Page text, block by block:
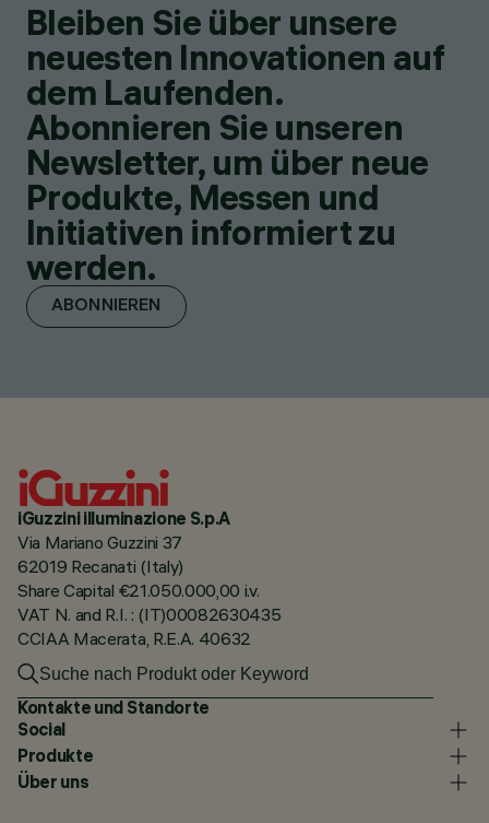
Bleiben Sie über unsere
neuesten Innovationen auf
dem Laufenden.
Abonnieren Sie unseren
Newsletter, um über neue
Produkte, Messen und
Initiativen informiert zu
werden.
ABONNIEREN
iGuzzini illuminazione S.p.A
Via Mariano Guzzini 37
62019 Recanati (Italy)
Share Capital €21.050.000,00 i.v.
VAT N. and R.I. : (IT)00082630435
CCIAA Macerata, R.E.A. 40632
Kontakte und Standorte
Social
Produkte
Über uns